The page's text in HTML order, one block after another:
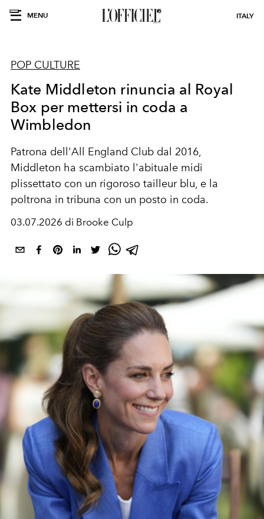
MENU ITALY
POP CULTURE
Kate Middleton rinuncia al Royal
Box per mettersi in coda a
Wimbledon
Patrona dell'All England Club dal 2016,
Middleton ha scambiato l'abituale midi
plissettato con un rigoroso tailleur blu, e la
poltrona in tribuna con un posto in coda.
03.07.2026 di Brooke Culp